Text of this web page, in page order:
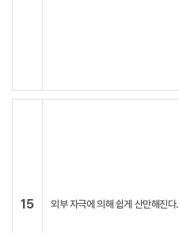
15 외부 자극에 의해 쉽게 산만해진다.